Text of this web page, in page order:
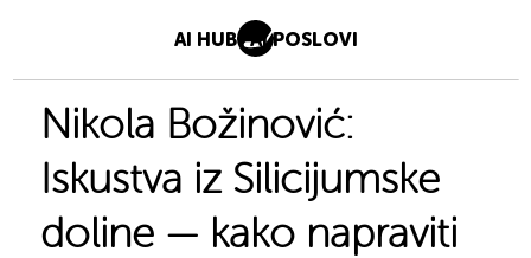
AI HUB AI POSLOVI
Nikola Božinović:
Iskustva iz Silicijumske
doline — kako napraviti